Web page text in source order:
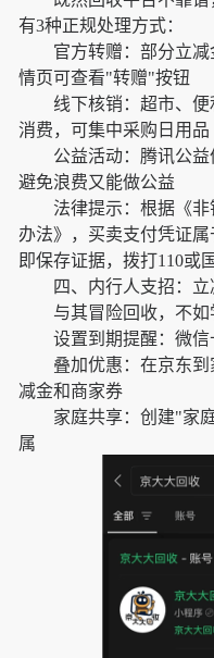
有3种正规处理方式：
官方转赠：部分立减
情页可查看"转赠"按钮
线下核销：超市、便
消费，可集中采购日用品
公益活动：腾讯公益
避免浪费又能做公益
法律提示：根据《非
办法》，买卖支付凭证
即保存证据，拨打110或
四、内行人支招：立
与其冒险回收，不如
设置到期提醒：微信
叠加优惠：在京东到
减金和商家券
家庭共享：创建"家庭
属